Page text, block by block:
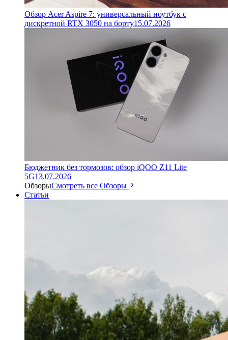
Обзор Acer Aspire 7: универсальный ноутбук с
дискретной RTX 3050 на борту15.07.2026
Бюджетник без тормозов: обзор iQOO Z11 Lite
5G13.07.2026
ОбзорыСмотреть все Обзоры
Статьи